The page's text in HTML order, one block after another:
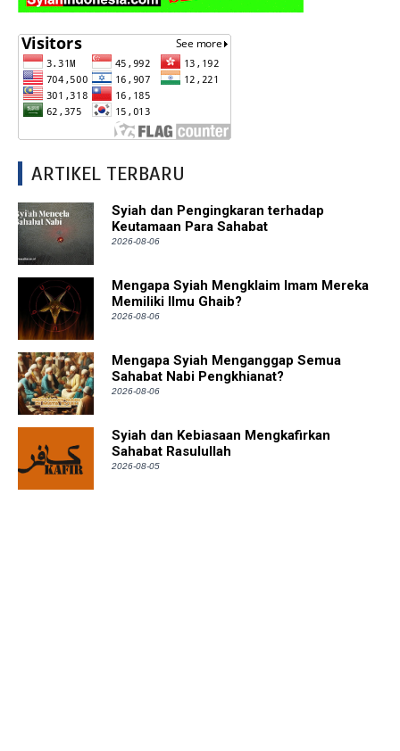
ARTIKEL TERBARU
Syiah dan Pengingkaran terhadap
Keutamaan Para Sahabat
2026-08-06
Mengapa Syiah Mengklaim Imam Mereka
Memiliki Ilmu Ghaib?
2026-08-06
Mengapa Syiah Menganggap Semua
Sahabat Nabi Pengkhianat?
2026-08-06
Syiah dan Kebiasaan Mengkafirkan
Sahabat Rasulullah
2026-08-05